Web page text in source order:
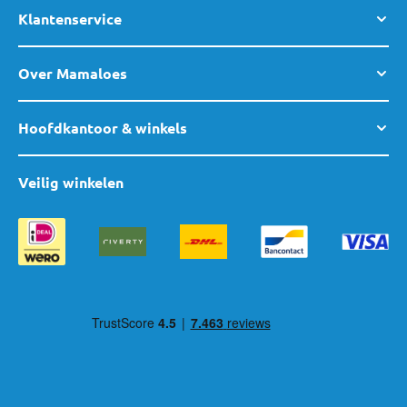
Klantenservice
Over Mamaloes
Hoofdkantoor & winkels
Veilig winkelen